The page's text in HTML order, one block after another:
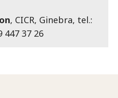
, CICR, Ginebra, tel.:
447 37 26